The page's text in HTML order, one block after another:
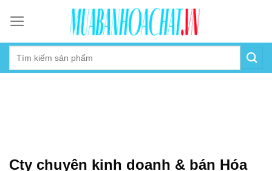
content
Cty chuyên kinh doanh & bán Hóa